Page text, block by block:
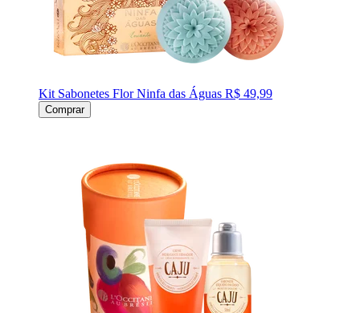
Kit Sabonetes Flor Ninfa das Águas R$ 49,99
Comprar